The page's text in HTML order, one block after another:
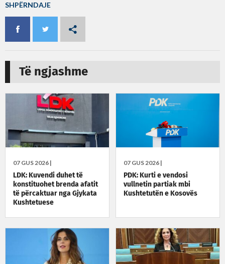
SHPËRNDAJE
Të ngjashme
07 GUS 2026 |
LDK: Kuvendi duhet të
konstituohet brenda afatit
të përcaktuar nga Gjykata
Kushtetuese
07 GUS 2026 |
PDK: Kurti e vendosi
vullnetin partiak mbi
Kushtetutën e Kosovës